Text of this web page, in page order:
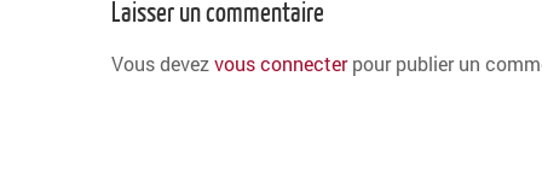
Laisser un commentaire
Vous devezvous connecterpour publier un